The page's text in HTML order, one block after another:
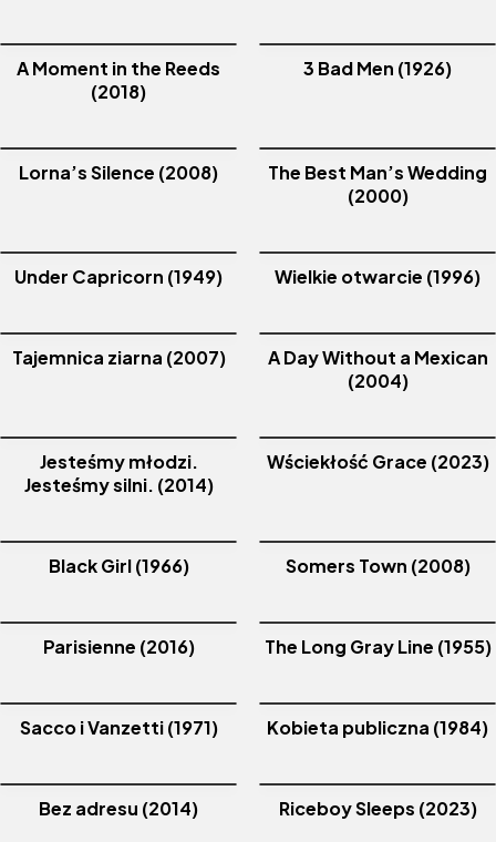
A Moment in the Reeds
(2018)
3 Bad Men (1926)
Lorna’s Silence (2008)
The Best Man’s Wedding
(2000)
Under Capricorn (1949) Wielkie otwarcie (1996)
Tajemnica ziarna (2007)
A Day Without a Mexican
(2004)
Jesteśmy młodzi.
Jesteśmy silni. (2014)
Wściekłość Grace (2023)
Black Girl (1966) Somers Town (2008)
Parisienne (2016) The Long Gray Line (1955)
Sacco i Vanzetti (1971) Kobieta publiczna (1984)
Bez adresu (2014) Riceboy Sleeps (2023)